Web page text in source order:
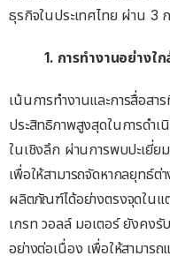
ธุรกิจในประเทศไทย ผ่าน 3
1. การทำงานอย่างใ
เน้นการทำงานและการสื่อส
ประสิทธิภาพสูงสุดในการดำเ
ในเชิงลึก ผ่านการพบปะเยี่ย
เพื่อให้สามารถจัดหากลยุทธ์ต่
ผลิตภัณฑ์ได้อย่างตรงจุดใน
เกรท วอลล์ มอเตอร์ ยังคงรั
อย่างต่อเนื่อง เพื่อให้สามาร